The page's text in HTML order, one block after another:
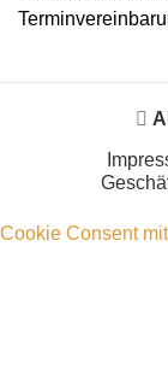
Cookie Consent